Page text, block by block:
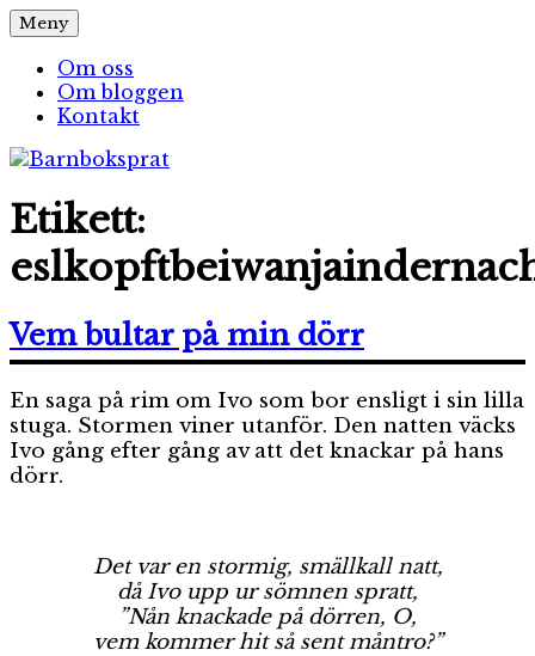
Hoppa
till
innehåll
Barnboksprat
– en blogg om barnböcker
Meny
Om oss
Om bloggen
Kontakt
Etikett:
Vem bultar på min dörr
En saga på rim om Ivo som bor ensligt i sin lilla
stuga. Stormen viner utanför. Den natten väcks
Ivo gång efter gång av att det knackar på hans
dörr.
Det var en stormig, smällkall natt,
då Ivo upp ur sömnen spratt,
”Nån knackade på dörren, O,
vem kommer hit så sent måntro?”